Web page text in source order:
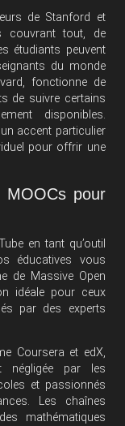
de Stanford et
couvrant tout, de
étudiants peuvent
du monde
fonctionne de
de suivre certains
disponibles.
accent particulier
pour offrir une
MOOCs pour
en tant qu’outil
éducatives vous
de Massive Open
idéale pour ceux
par des experts
Coursera et edX,
négligée par les
et passionnés
Les chaînes
mathématiques